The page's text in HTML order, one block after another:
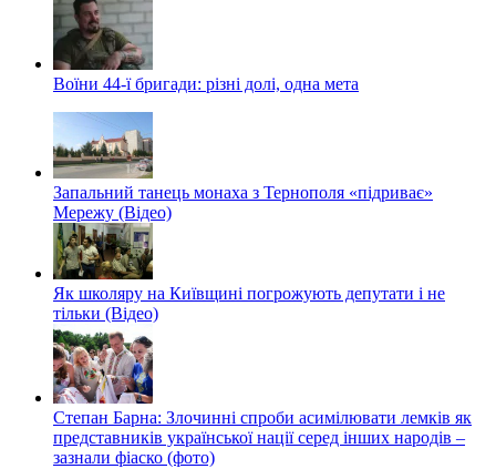
Воїни 44-ї бригади: різні долі, одна мета
Запальний танець монаха з Тернополя «підриває»
Мережу (Відео)
Як школяру на Київщині погрожують депутати і не
тільки (Відео)
Степан Барна: Злочинні спроби асимілювати лемків як
представників української нації серед інших народів –
зазнали фіаско (фото)